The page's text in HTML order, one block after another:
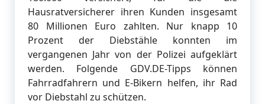
Hausratversicherer ihren Kunden insgesamt
80 Millionen Euro zahlten. Nur knapp 10
Prozent der Diebstähle konnten im
vergangenen Jahr von der Polizei aufgeklärt
werden. Folgende GDV.DE-Tipps können
Fahrradfahrern und E-Bikern helfen, ihr Rad
vor Diebstahl zu schützen.